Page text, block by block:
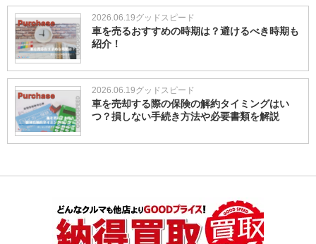
2026.06.19グッドスピード
車を売るおすすめの時期は？避けるべき時期も
紹介！
2026.06.19グッドスピード
車を売却する際の保険の解約タイミングはい
つ？損しない手続き方法や必要書類を解説